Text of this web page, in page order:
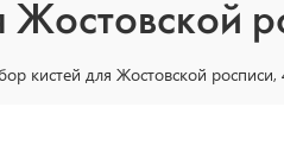
Жостовской
кистей для Жостовской росписи,